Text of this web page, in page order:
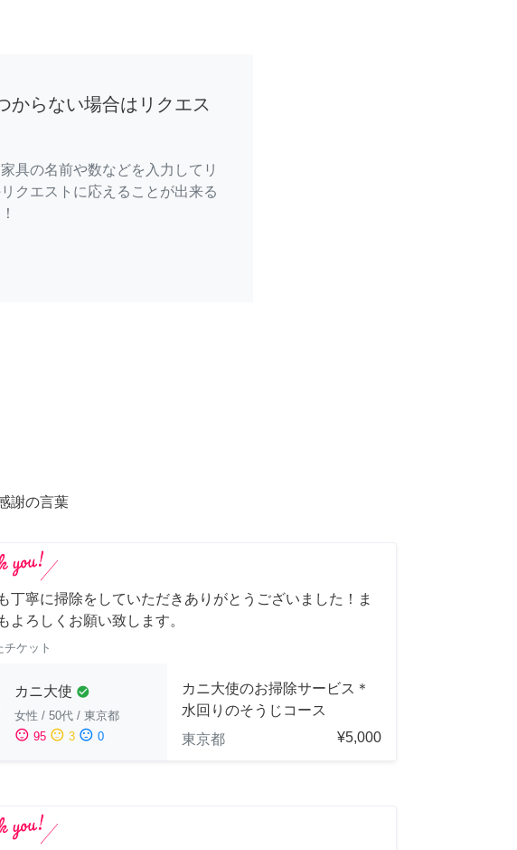
からない場合はリクエス
具の名前や数などを入力してリ
クエストに応えることが出来る
謝の言葉
丁寧に掃除をしていただきありがとうございました！ま
よろしくお願い致します。
チケット
カニ大使 check_circle
女性 / 50代 / 東京都
sentiment_satisfied 95 sentiment_neutral 3 sentiment_dissatisfied 0
カニ大使のお掃除サービス＊
水回りのそうじコース
東京都
¥5,000